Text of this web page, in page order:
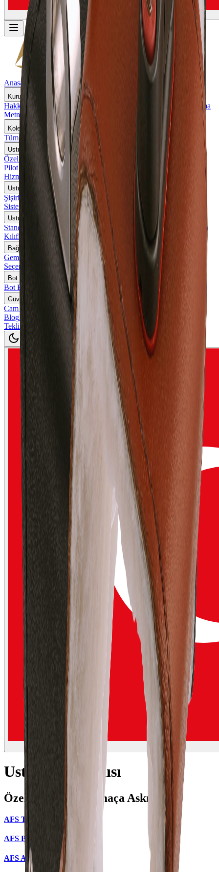
Anasayfa
Kurumsal
Hakkımızda Kalite Politikamız
KVKK Aydınlatma
Metni
Koleksiyon
Tüm Ürünler
Usturmaça Askısı
Özel Üretim Usturmaça Askıları
Pilot Merdiveni Askıları Usturmaça Askısı Tamir ve Revizyon
Hizmetleri
Usturmaçalar
Şişirilebilir Silindirik Usturmaçalar
Özel Tasarım Usturmaça
Sistemleri
Usturmaça Kılıfları
Standart Ölçü Usturmaça Kılıfları
Özel Ölçü ve Logolu Usturmaça
Kılıfları
Bağlama ve Usturmaça Halatları
Gemi Bağlama Halatları Usturmaça Halatları
Özel Boy ve Renk
Seçenekleri
Bot Bağlama Kamçıları
Bot Bağlama Askıları
Güverte Donanımları ve Aksesuarlar
Cam Kilitler
Blogİletişim
Teklif İsteyin
Usturmaça Askısı
Özel Üretim Usturmaça Askıları
AFS Thetis
AFS Pontos
AFS Argos